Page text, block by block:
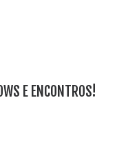
E ENCONTROS!